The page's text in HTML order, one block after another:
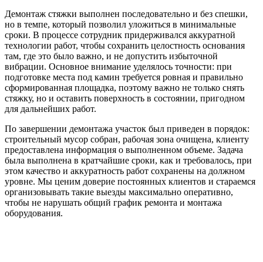
Демонтаж стяжки выполнен последовательно и без спешки,
но в темпе, который позволил уложиться в минимальные
сроки. В процессе сотрудник придерживался аккуратной
технологии работ, чтобы сохранить целостность основания
там, где это было важно, и не допустить избыточной
вибрации. Основное внимание уделялось точности: при
подготовке места под камин требуется ровная и правильно
сформированная площадка, поэтому важно не только снять
стяжку, но и оставить поверхность в состоянии, пригодном
для дальнейших работ.
По завершении демонтажа участок был приведен в порядок:
строительный мусор собран, рабочая зона очищена, клиенту
предоставлена информация о выполненном объеме. Задача
была выполнена в кратчайшие сроки, как и требовалось, при
этом качество и аккуратность работ сохранены на должном
уровне. Мы ценим доверие постоянных клиентов и стараемся
организовывать такие выезды максимально оперативно,
чтобы не нарушать общий график ремонта и монтажа
оборудования.